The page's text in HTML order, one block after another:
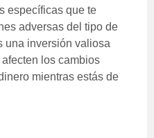
específicas que te
adversas del tipo de
una inversión valiosa
los cambios
mientras estás de